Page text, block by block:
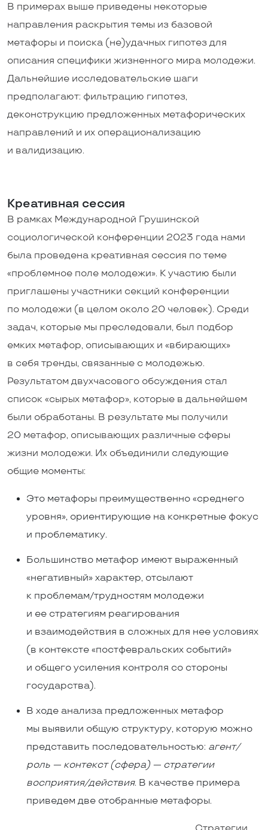
В примерах выше приведены некоторые
направления раскрытия темы из базовой
метафоры и поиска (не)удачных гипотез для
описания специфики жизненного мира молодежи.
Дальнейшие исследовательские шаги
предполагают: фильтрацию гипотез,
деконструкцию предложенных метафорических
направлений и их операционализацию
и валидизацию.
Креативная сессия
В рамках Международной Грушинской
социологической конференции 2023 года нами
была проведена креативная сессия по теме
«проблемное поле молодежи». К участию были
приглашены участники секций конференции
по молодежи (в целом около 20 человек). Среди
задач, которые мы преследовали, был подбор
емких метафор, описывающих и «вбирающих»
в себя тренды, связанные с молодежью.
Результатом двухчасового обсуждения стал
список «сырых метафор», которые в дальнейшем
были обработаны. В результате мы получили
20 метафор, описывающих различные сферы
жизни молодежи. Их объединили следующие
общие моменты:
Это метафоры преимущественно «среднего
уровня», ориентирующие на конкретные фокус
и проблематику.
Большинство метафор имеют выраженный
«негативный» характер, отсылают
к проблемам/трудностям молодежи
и ее стратегиям реагирования
и взаимодействия в сложных для нее условиях
(в контексте «постфевральских событий»
и общего усиления контроля со стороны
государства).
В ходе анализа предложенных метафор
мы выявили общую структуру, которую можно
представить последовательностью: агент/
роль — контекст (сфера) — стратегии
восприятия/действия. В качестве примера
приведем две отобранные метафоры.